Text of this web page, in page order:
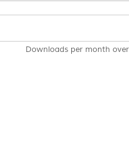
Downloads per month